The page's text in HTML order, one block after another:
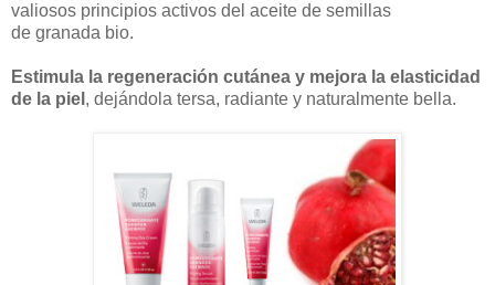
valiosos principios activos del aceite de semillas
de granada bio.
Estimula la regeneración cutánea y mejora la elasticidad
de la piel , dejándola tersa, radiante y naturalmente bella.